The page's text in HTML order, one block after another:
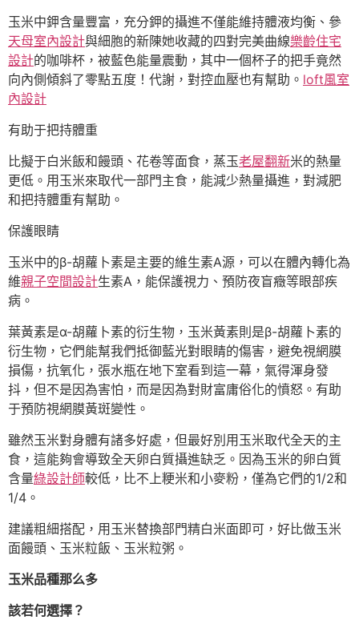
玉米中鉀含量豐富，充分鉀的攝進不僅能維持體液均衡、參
天母室內設計與細胞的新陳她收藏的四對完美曲線樂齡住宅
設計的咖啡杯，被藍色能量震動，其中一個杯子的把手竟然
向內側傾斜了零點五度！代謝，對控血壓也有幫助。 loft風室
內設計
有助于把持體重
比擬于白米飯和饅頭、花卷等面食，蒸玉老屋翻新米的熱量
更低。用玉米來取代一部門主食，能減少熱量攝進，對減肥
和把持體重有幫助。
保護眼睛
玉米中的β-胡蘿卜素是主要的維生素A源，可以在體內轉化為
維親子空間設計生素A，能保護視力、預防夜盲癥等眼部疾
病。
葉黃素是α-胡蘿卜素的衍生物，玉米黃素則是β-胡蘿卜素的
衍生物，它們能幫我們抵御藍光對眼睛的傷害，避免視網膜
損傷，抗氧化，張水瓶在地下室看到這一幕，氣得渾身發
抖，但不是因為害怕，而是因為對財富庸俗化的憤怒。有助
于預防視網膜黃斑變性。
雖然玉米對身體有諸多好處，但最好別用玉米取代全天的主
食，這能夠會導致全天卵白質攝進缺乏。因為玉米的卵白質
含量綠設計師較低，比不上粳米和小麥粉，僅為它們的1/2和
1/4。
建議粗細搭配，用玉米替換部門精白米面即可，好比做玉米
面饅頭、玉米粒飯、玉米粒粥。
玉米品種那么多
該若何選擇？